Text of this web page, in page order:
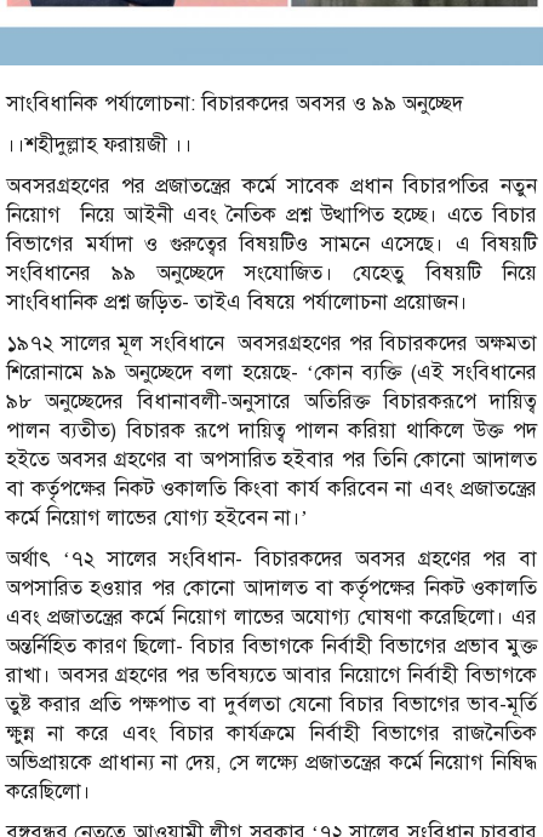
সাংবিধানিক পর্যালোচনা: বিচারকদের অবসর ও ৯৯ অনুচ্ছেদ
।।শহীদুল্লাহ ফরায়জী ।।
অবসরগ্রহণের পর প্রজাতন্ত্রের কর্মে সাবেক প্রধান বিচারপতির নতুন
নিয়োগ নিয়ে আইনী এবং নৈতিক প্রশ্ন উত্থাপিত হচ্ছে। এতে বিচার
বিভাগের মর্যাদা ও গুরুত্বের বিষয়টিও সামনে এসেছে। এ বিষয়টি
সংবিধানের ৯৯ অনুচ্ছেদে সংযোজিত। যেহেতু বিষয়টি নিয়ে
সাংবিধানিক প্রশ্ন জড়িত- তাইএ বিষয়ে পর্যালোচনা প্রয়োজন।
১৯৭২ সালের মূল সংবিধানে অবসরগ্রহণের পর বিচারকদের অক্ষমতা
শিরোনামে ৯৯ অনুচ্ছেদে বলা হয়েছে- ‘কোন ব্যক্তি (এই সংবিধানের
৯৮ অনুচ্ছেদের বিধানাবলী-অনুসারে অতিরিক্ত বিচারকরূপে দায়িত্ব
পালন ব্যতীত) বিচারক রূপে দায়িত্ব পালন করিয়া থাকিলে উক্ত পদ
হইতে অবসর গ্রহণের বা অপসারিত হইবার পর তিনি কোনো আদালত
বা কর্তৃপক্ষের নিকট ওকালতি কিংবা কার্য করিবেন না এবং প্রজাতন্ত্রের
কর্মে নিয়োগ লাভের যোগ্য হইবেন না।’
অর্থাৎ ‘৭২ সালের সংবিধান- বিচারকদের অবসর গ্রহণের পর বা
অপসারিত হওয়ার পর কোনো আদালত বা কর্তৃপক্ষের নিকট ওকালতি
এবং প্রজাতন্ত্রের কর্মে নিয়োগ লাভের অযোগ্য ঘোষণা করেছিলো। এর
অন্তর্নিহিত কারণ ছিলো- বিচার বিভাগকে নির্বাহী বিভাগের প্রভাব মুক্ত
রাখা। অবসর গ্রহণের পর ভবিষ্যতে আবার নিয়োগে নির্বাহী বিভাগকে
তুষ্ট করার প্রতি পক্ষপাত‌ বা দুর্বলতা যেনো বিচার বিভাগের ভাব-মূর্তি
ক্ষুন্ন না করে এবং বিচার কার্যক্রমে নির্বাহী বিভাগের রাজনৈতিক
অভিপ্রায়কে প্রাধান্য না দেয়, সে লক্ষ্যে প্রজাতন্ত্রের কর্মে নিয়োগ নিষিদ্ধ
করেছিলো।